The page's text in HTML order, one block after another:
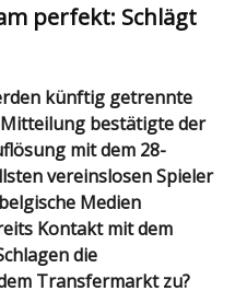
perfekt: Schlägt
bestätigte der
mit dem 28-
vereinslosen Spieler
Medien
Kontakt mit dem
die
Transfermarkt zu?